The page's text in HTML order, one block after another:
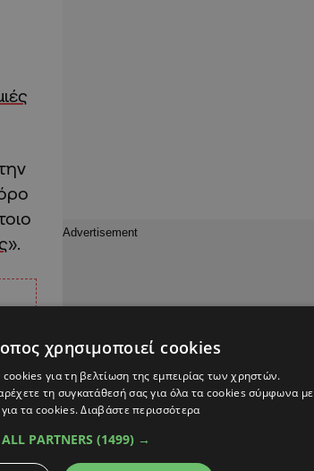
».
χρησιμοποιεί cookies
για τη βελτίωση της εμπειρίας των χρηστών.
τη συγκατάθεσή σας για όλα τα cookies σύμφωνα με
για τα cookies.Διαβάστε περισσότερα
PARTNERS (1499) →